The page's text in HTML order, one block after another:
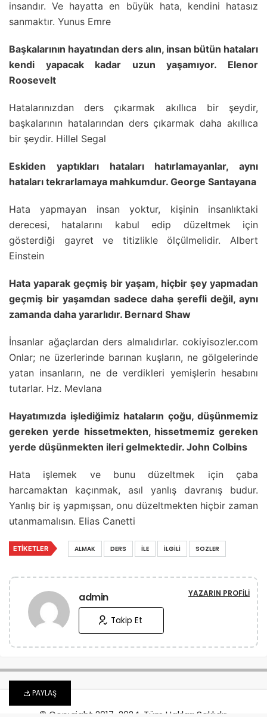
PAYLAŞ
insandır. Ve hayatta en büyük hata, kendini hatasız
sanmaktır. Yunus Emre
Başkalarının hayatından ders alın, insan bütün hataları
kendi yapacak kadar uzun yaşamıyor. Elenor
Roosevelt
Hatalarınızdan ders çıkarmak akıllıca bir şeydir,
başkalarının hatalarından ders çıkarmak daha akıllıca
bir şeydir. Hillel Segal
Eskiden yaptıkları hataları hatırlamayanlar, aynı
hataları tekrarlamaya mahkumdur. George Santayana
Hata yapmayan insan yoktur, kişinin insanlıktaki
derecesi, hatalarını kabul edip düzeltmek için
gösterdiği gayret ve titizlikle ölçülmelidir. Albert
Einstein
Hata yaparak geçmiş bir yaşam, hiçbir şey yapmadan
geçmiş bir yaşamdan sadece daha şerefli değil, aynı
zamanda daha yararlıdır. Bernard Shaw
İnsanlar ağaçlardan ders almalıdırlar. cokiyisozler.com
Onlar; ne üzerlerinde barınan kuşların, ne gölgelerinde
yatan insanların, ne de verdikleri yemişlerin hesabını
tutarlar. Hz. Mevlana
Hayatımızda işlediğimiz hataların çoğu, düşünmemiz
gereken yerde hissetmekten, hissetmemiz gereken
yerde düşünmekten ileri gelmektedir. John Colbins
Hata işlemek ve bunu düzeltmek için çaba
harcamaktan kaçınmak, asıl yanlış davranış budur.
Yanlış bir iş yapmışsan, onu düzeltmekten hiçbir zaman
utanmamalısın. Elias Canetti
ETIKETLER ALMAK DERS İLE İLGILI SOZLER
admin YAZARIN PROFILI
Takip Et
© Copyright 2017-2024, Tüm Hakları Saklıdır.